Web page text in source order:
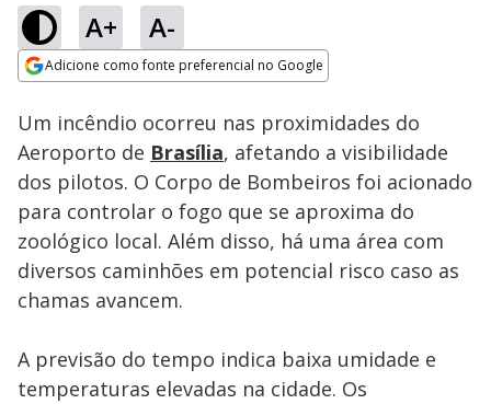
A+ A-
Adicione como fonte preferencial no Google
Ativar
Loaded:
7.06%
Um incêndio ocorreu nas proximidades do
Aeroporto de Brasília, afetando a visibilidade
dos pilotos. O Corpo de Bombeiros foi acionado
para controlar o fogo que se aproxima do
zoológico local. Além disso, há uma área com
diversos caminhões em potencial risco caso as
chamas avancem.
A previsão do tempo indica baixa umidade e
temperaturas elevadas na cidade. Os